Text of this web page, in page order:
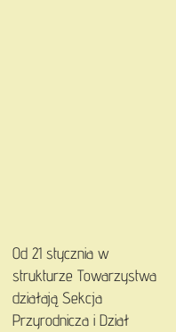
Od 21 stycznia w
strukturze Towarzystwa
działają Sekcja
Przyrodnicza i Dział